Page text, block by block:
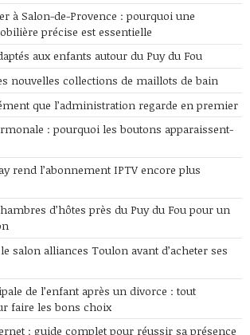
à Salon-de-Provence : pourquoi une
précise est essentielle
aux enfants autour du Puy du Fou
nouvelles collections de maillots de bain
que l’administration regarde en premier
: pourquoi les boutons apparaissent-
rend l’abonnement IPTV encore plus
d’hôtes près du Puy du Fou pour un
salon alliances Toulon avant d’acheter ses
de l’enfant après un divorce : tout
faire les bons choix
: guide complet pour réussir sa présence